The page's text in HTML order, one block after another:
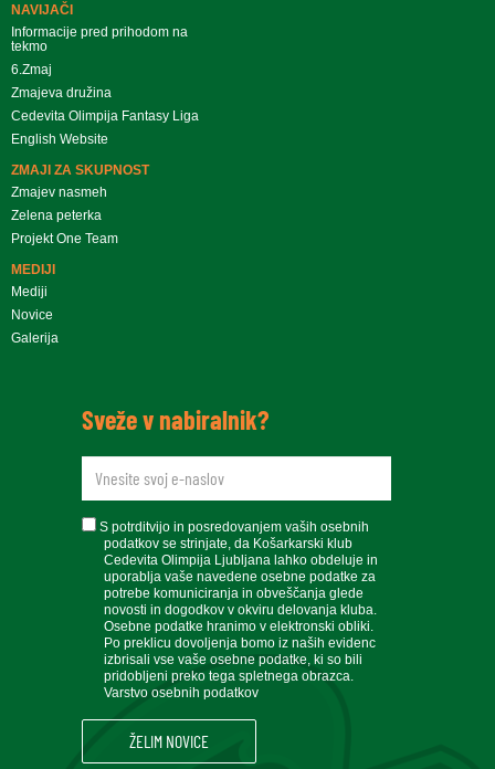
NAVIJAČI
Informacije pred prihodom na
tekmo
6.Zmaj
Zmajeva družina
Cedevita Olimpija Fantasy Liga
English Website
ZMAJI ZA SKUPNOST
Zmajev nasmeh
Zelena peterka
Projekt One Team
MEDIJI
Mediji
Novice
Galerija
Sveže v nabiralnik?
newsletteremail
soglasje
S potrditvijo in posredovanjem vaših osebnih
podatkov se strinjate, da Košarkarski klub
Cedevita Olimpija Ljubljana lahko obdeluje in
uporablja vaše navedene osebne podatke za
potrebe komuniciranja in obveščanja glede
novosti in dogodkov v okviru delovanja kluba.
Osebne podatke hranimo v elektronski obliki.
Po preklicu dovoljenja bomo iz naših evidenc
izbrisali vse vaše osebne podatke, ki so bili
pridobljeni preko tega spletnega obrazca.
Varstvo osebnih podatkov